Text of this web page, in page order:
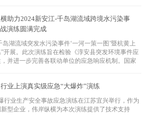
助力2024新安江-千岛湖流域跨境水污染事
演练圆满完成
岛湖流域突发水污染事件‘一河一策一图’暨杭黄上
开展。此次演练旨在检验《淳安县突发环境事件应
并进一步完善各联动单位的应急响应机制。国家
业上演真实级应急“大爆炸”演练
行业生产安全事故应急演练在江苏宜兴举行，作为
型企业，伟岸纵横为本次演练提供了技术支持